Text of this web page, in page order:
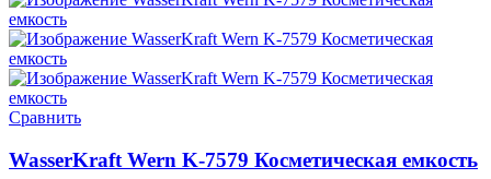
Сравнить
WasserKraft Wern K-7579 Косметическая емкость